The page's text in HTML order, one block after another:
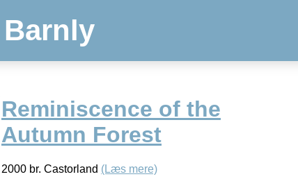
Reminiscence of the
Autumn Forest
2000 br. Castorland (Læs mere)